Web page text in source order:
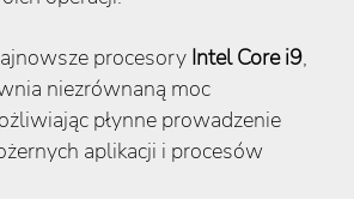
procesory Intel Core i9,
niezrównaną moc
płynne prowadzenie
aplikacji i procesów